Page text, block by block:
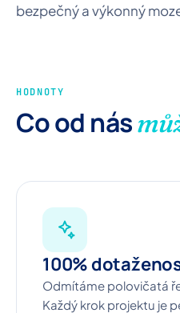
bezpečný a výkonný
HODNOTY
Co od nás
100%
Odmítáme polovičatá
Každý krok projektu je